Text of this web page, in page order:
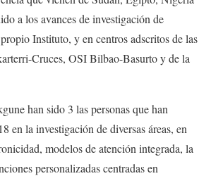
a los avances de investigación de
Instituto, y en centros adscritos de las
Cruces, OSI Bilbao-Basurto y de la
han sido 3 las personas que han
en la investigación de diversas áreas, en
modelos de atención integrada, la
personalizadas centradas en